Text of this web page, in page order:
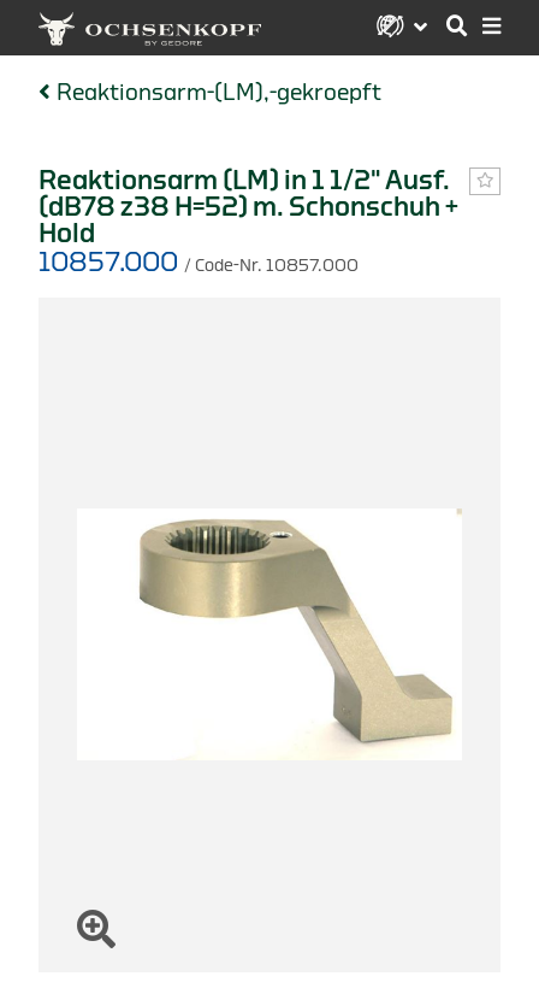
Reaktionsarm-(LM),-gekroepft
Reaktionsarm (LM) in 1 1/2" Ausf.
(dB78 z38 H=52) m. Schonschuh +
Hold
10857.000 / Code-Nr. 10857.000